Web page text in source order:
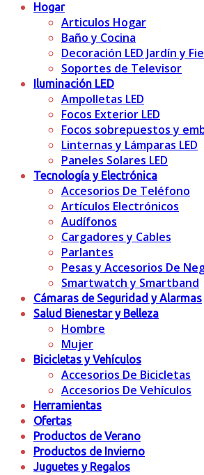
Hogar
Articulos Hogar
Baño y Cocina
Decoración LED Jardín y
Soportes de Televisor
Iluminación LED
Ampolletas LED
Focos Exterior LED
Focos sobrepuestos y
Linternas y Lámparas LED
Paneles Solares LED
Tecnología y Electrónica
Accesorios De Teléfono
Artículos Electrónicos
Audífonos
Cargadores y Cables
Parlantes
Pesas y Accesorios De
Smartwatch y Smartband
Cámaras de Seguridad y Alarmas
Salud Bienestar y Belleza
Hombre
Mujer
Bicicletas y Vehículos
Accesorios De Bicicletas
Accesorios De Vehículos
Herramientas
Ofertas
Productos de Verano
Productos de Invierno
Juguetes y Regalos